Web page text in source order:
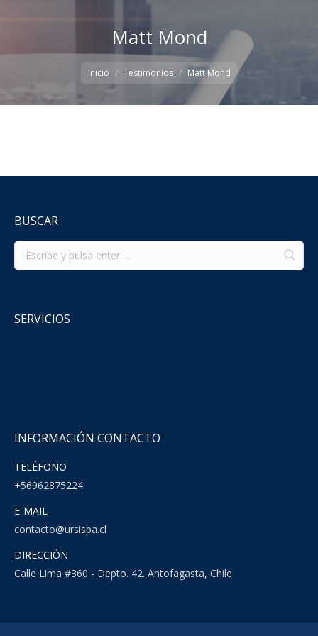
Matt Mond
Inicio Testimonios Matt Mond
BUSCAR
SERVICIOS
INFORMACIÓN CONTACTO
TELÉFONO
+56962875224
E-MAIL
contacto@ursispa.cl
DIRECCIÓN
Calle Lima #360 - Depto. 42. Antofagasta, Chile